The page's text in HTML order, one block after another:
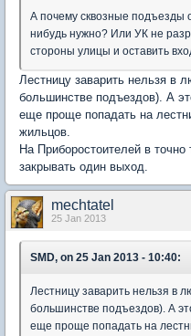
А почему сквозные подъезды
нибудь нужно? Или УК не
стороны улицы и оставить
Лестницу заварить нельзя в
большинстве подъездов). А
еще проще попадать на
жильцов.
На Приборостоителей в
закрывать один выход.
mechtatel
25 Jan 2013
SMD, on 25 Jan 2013 - 10:40:
Лестницу заварить нельзя в
большинстве подъездов). А
еще проще попадать на